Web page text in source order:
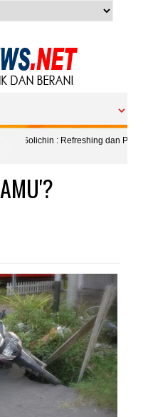
: Refreshing dan Pupuk Tali